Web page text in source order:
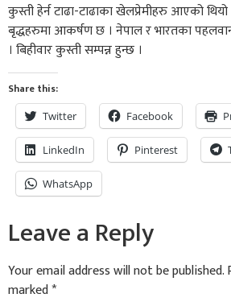
कुस्ती हेर्न टाढा-टाढाका खेलप्रेमीहरु आएको
बृद्धहरुमा आकर्षण छ । नेपाल र भारतका
। बिहीवार कुस्ती सम्पन्न हुन्छ ।
Share this:
Twitter Facebook
LinkedIn Pinterest
WhatsApp
Leave a Reply
Your email address will not be published.
marked*